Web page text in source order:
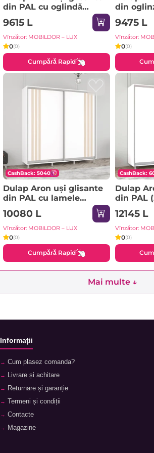
din PAL cu oglindă
orizontal (190x60x210H
cm) Alb Brilliant
9615 L
Vînzător: MOBILDOR – LUX
0(0)
Cumpără Rapid
din
Sonoma
9475 L
Vînzător:
0(0)
CashBack: 5040
Dulap Aron uși glisante
din PAL cu lamele
(210x60x220H cm)
Anthracite
10080 L
Vînzător: MOBILDOR – LUX
0(0)
Cumpără Rapid
CashBack:
Dulap
din PAL
cm)
12145 L
Vînzător:
0(0)
Mai multe ↓
Informații
Cum plasez comanda?
Livrare și achitare
Returnare și garanție
Termeni și condiții
Contacte
Magazine